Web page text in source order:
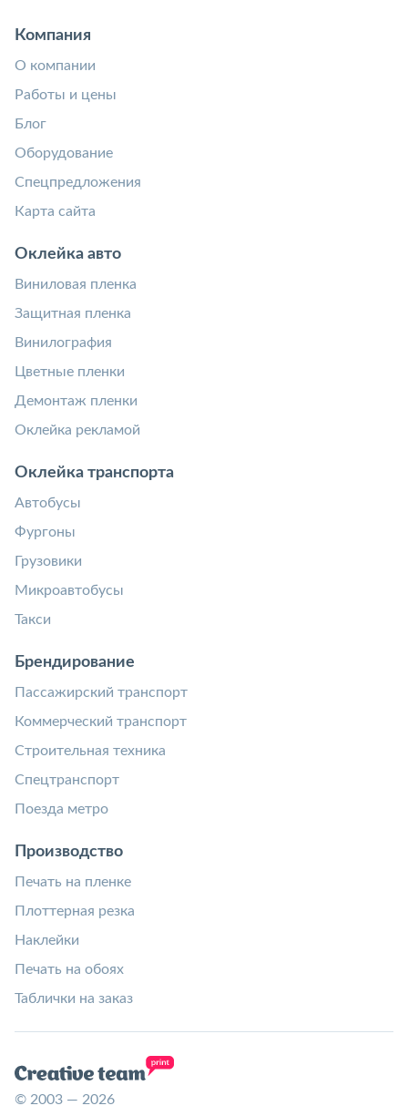
Компания
О компании
Работы и цены
Блог
Оборудование
Спецпредложения
Карта сайта
Оклейка авто
Виниловая пленка
Защитная пленка
Винилография
Цветные пленки
Демонтаж пленки
Оклейка рекламой
Оклейка транспорта
Автобусы
Фургоны
Грузовики
Микроавтобусы
Такси
Брендирование
Пассажирский транспорт
Коммерческий транспорт
Строительная техника
Спецтранспорт
Поезда метро
Производство
Печать на пленке
Плоттерная резка
Наклейки
Печать на обоях
Таблички на заказ
© 2003 — 2026